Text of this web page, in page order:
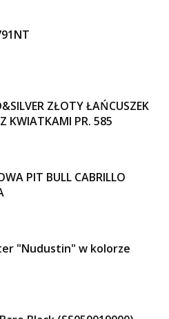
ZŁOTY ŁAŃCUSZEK
KWIATKAMI PR. 585
PIT BULL CABRILLO
"Nudustin" w kolorze